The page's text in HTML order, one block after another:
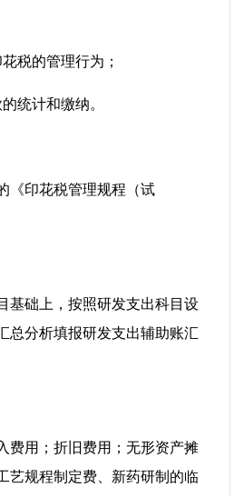
税的管理行为；
统计和缴纳。
《印花税管理规程（试
基础上，按照研发支出科目设
总分析填报研发支出辅助账汇
费用；折旧费用；无形资产摊
艺规程制定费、新药研制的临